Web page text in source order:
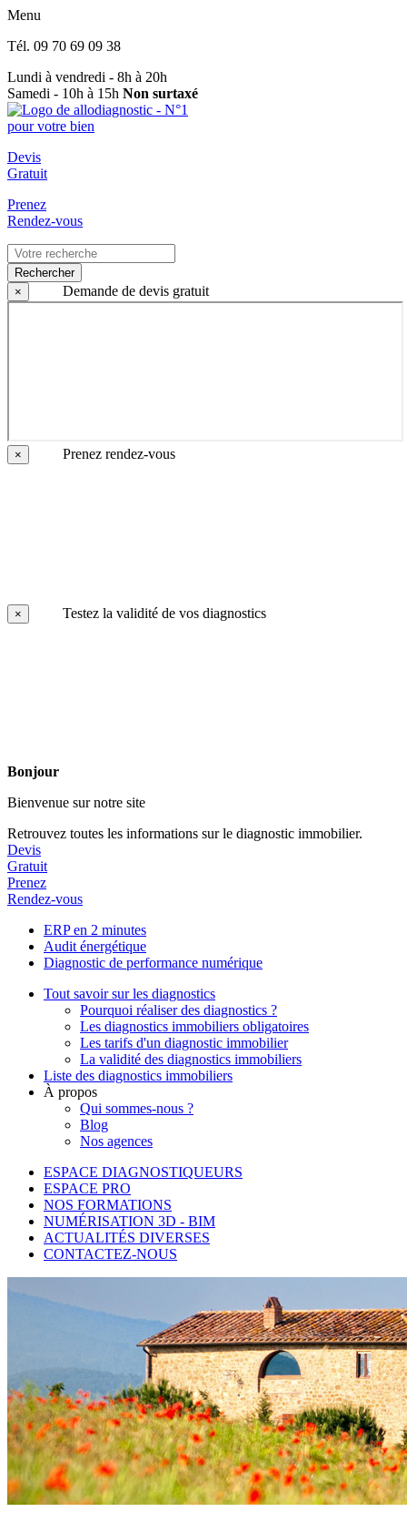
Menu
Tél. 09 70 69 09 38
Lundi à vendredi - 8h à 20h
Samedi - 10h à 15h Non surtaxé
Devis
Gratuit
Prenez
Rendez-vous
Rechercher
×
Demande de devis gratuit
× Prenez rendez-vous
× Testez la validité de vos diagnostics
Bonjour
Bienvenue sur notre site
Retrouvez toutes les informations sur le diagnostic immobilier.
Devis
Gratuit
Prenez
Rendez-vous
ERP en 2 minutes
Audit énergétique
Diagnostic de performance numérique
Tout savoir sur les diagnostics
Pourquoi réaliser des diagnostics ?
Les diagnostics immobiliers obligatoires
Les tarifs d'un diagnostic immobilier
La validité des diagnostics immobiliers
Liste des diagnostics immobiliers
À propos
Qui sommes-nous ?
Blog
Nos agences
ESPACE DIAGNOSTIQUEURS
ESPACE PRO
NOS FORMATIONS
NUMÉRISATION 3D - BIM
ACTUALITÉS DIVERSES
CONTACTEZ-NOUS